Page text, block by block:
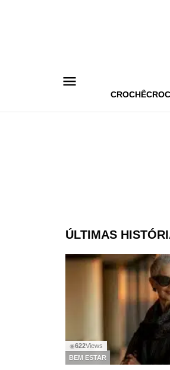
CROCHÊ
ÚLTIMAS
◉622Views
BEM ESTAR